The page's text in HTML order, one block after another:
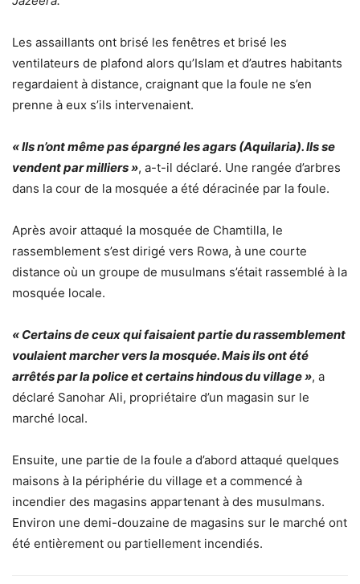
Les assaillants ont brisé les fenêtres et brisé les
ventilateurs de plafond alors qu’Islam et d’autres habitants
regardaient à distance, craignant que la foule ne s’en
prenne à eux s’ils intervenaient.
« Ils n’ont même pas épargné les agars (Aquilaria). Ils se
vendent par milliers », a-t-il déclaré. Une rangée d’arbres
dans la cour de la mosquée a été déracinée par la foule.
Après avoir attaqué la mosquée de Chamtilla, le
rassemblement s’est dirigé vers Rowa, à une courte
distance où un groupe de musulmans s’était rassemblé à la
mosquée locale.
« Certains de ceux qui faisaient partie du rassemblement
voulaient marcher vers la mosquée. Mais ils ont été
arrêtés par la police et certains hindous du village », a
déclaré Sanohar Ali, propriétaire d’un magasin sur le
marché local.
Ensuite, une partie de la foule a d’abord attaqué quelques
maisons à la périphérie du village et a commencé à
incendier des magasins appartenant à des musulmans.
Environ une demi-douzaine de magasins sur le marché ont
été entièrement ou partiellement incendiés.